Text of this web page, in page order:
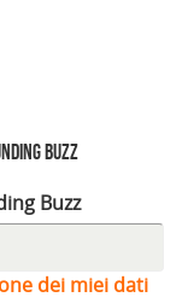
Buzz
Buzz
dei miei dati